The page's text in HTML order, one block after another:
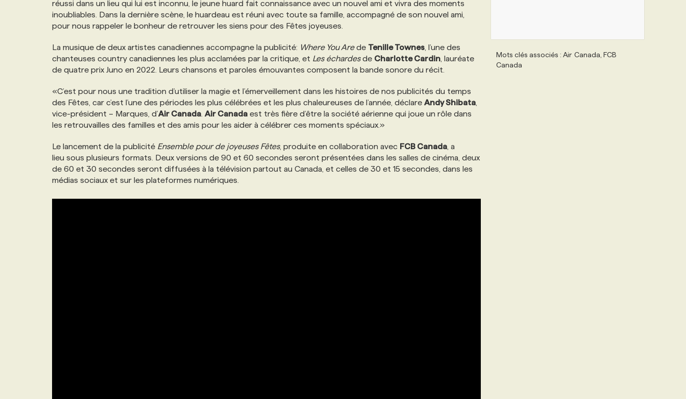
NOS TARIFS
PROGRAMMES DE SUBVENTIONS
ANNONCEZ AVEC NOUS
ANNONCEZ AVEC NOUS
réussi dans un lieu qui lui est inconnu, le jeune huard fait connaissance avec un nouvel ami et vivra des moments
inoubliables. Dans la dernière scène, le huardeau est réuni avec toute sa famille, accompagné de son nouvel ami,
pour nous rappeler le bonheur de retrouver les siens pour des Fêtes joyeuses.
La musique de deux artistes canadiennes accompagne la publicité: Where You Arede Tenille Townes , l’une des
chanteuses country canadiennes les plus acclamées par la critique, et Les échardesde Charlotte Cardin , lauréate
de quatre prix Juno en 2022. Leurs chansons et paroles émouvantes composent la bande sonore du récit.
«C’est pour nous une tradition d’utiliser la magie et l’émerveillement dans les histoires de nos publicités du temps
des Fêtes, car c’est l’une des périodes les plus célébrées et les plus chaleureuses de l’année, déclare Andy Shibata
vice-président – Marques, d’Air Canada Air Canada est très fière d’être la société aérienne qui joue un rôle dans
les retrouvailles des familles et des amis pour les aider à célébrer ces moments spéciaux.»
Le lancement de la publicité Ensemble pour de joyeuses Fêtes, produite en collaboration avec FCB Canada , a
lieu sous plusieurs formats. Deux versions de 90 et 60 secondes seront présentées dans les salles de cinéma, deux
de 60 et 30 secondes seront diffusées à la télévision partout au Canada, et celles de 30 et 15 secondes, dans les
médias sociaux et sur les plateformes numériques.
Mots clés associés : Air Canada, FCB
Canada